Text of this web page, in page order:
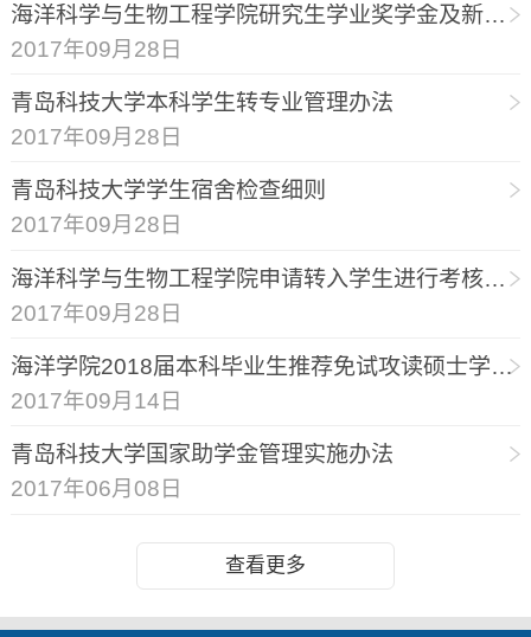
海洋科学与生物工程学院研究生学业奖学金及新生奖学金评定细则(2017试行)
2017年09月28日
青岛科技大学本科学生转专业管理办法
2017年09月28日
青岛科技大学学生宿舍检查细则
2017年09月28日
海洋科学与生物工程学院申请转入学生进行考核的方案以及成绩评定办法
2017年09月28日
海洋学院2018届本科毕业生推荐免试攻读硕士学位研究生遴选实施办法
2017年09月14日
青岛科技大学国家助学金管理实施办法
2017年06月08日
查看更多